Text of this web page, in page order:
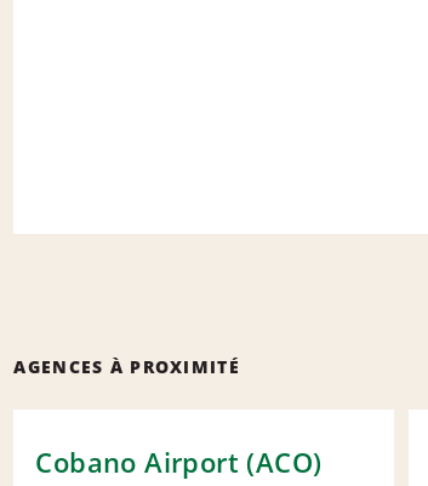
AGENCES À PROXIMITÉ
Cobano Airport (ACO)